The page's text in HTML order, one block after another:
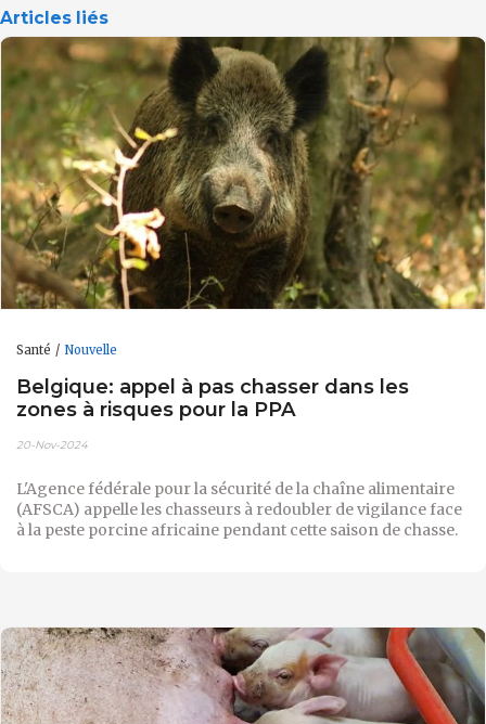
Articles liés
Santé Nouvelle
Belgique: appel à pas chasser dans les
zones à risques pour la PPA
20-Nov-2024
L'Agence fédérale pour la sécurité de la chaîne alimentaire
(AFSCA) appelle les chasseurs à redoubler de vigilance face
à la peste porcine africaine pendant cette saison de chasse.